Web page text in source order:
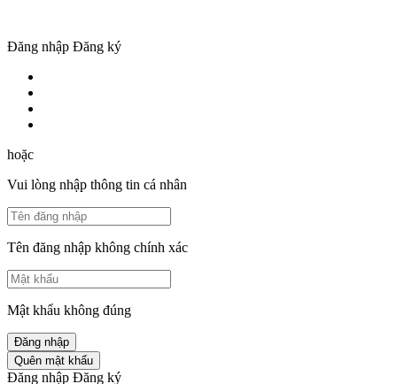
Đăng nhập Đăng ký
hoặc
Vui lòng nhập thông tin cá nhân
Tên đăng nhập không chính xác
Mật khẩu không đúng
Đăng nhập
Quên mật khẩu
Đăng nhập Đăng ký